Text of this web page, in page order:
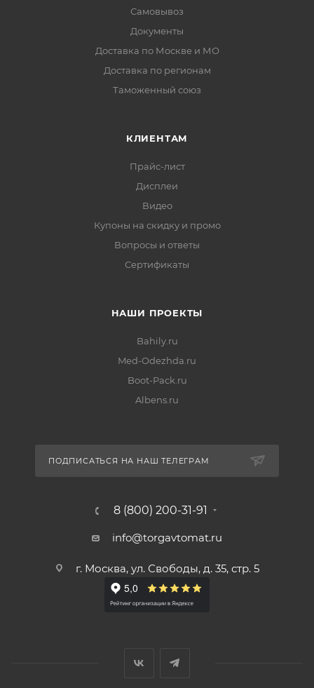
Самовывоз
Документы
Доставка по Москве и МО
Доставка по регионам
Таможенный союз
КЛИЕНТАМ
Прайс-лист
Дисплеи
Видео
Купоны на скидку и промо
Вопросы и ответы
Сертификаты
НАШИ ПРОЕКТЫ
Bahily.ru
Med-Odezhda.ru
Boot-Pack.ru
Albens.ru
ПОДПИСАТЬСЯ НА НАШ ТЕЛЕГРАМ
8 (800) 200-31-91
info@torgavtomat.ru
г. Москва, ул. Свободы, д. 35, стр. 5